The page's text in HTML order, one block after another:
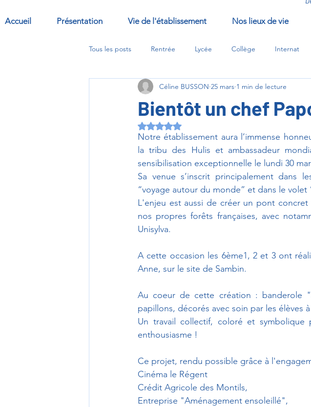
Accueil Présentation Vie de l'établissement Nos lieux de vie
Tous les posts Rentrée Lycée Collège Internat
Abbaye options/compléments/EPI
Bientôt un chef
Céline BUSSON 25 mars 1 min de lecture
Noté NaN étoiles sur 5.
Notre établissement aura l’immense
la tribu des Hulis et ambassadeur
sensibilisation exceptionnelle le lundi 30
Sa venue s’inscrit principalement dans
“voyage autour du monde” et dans le volet
L'enjeu est aussi de créer un pont
nos propres forêts françaises, avec
Unisylva.
A cette occasion les 6ème1, 2 et 3 ont
Anne, sur le site de Sambin.
Au coeur de cette création : banderole
papillons, décorés avec soin par les élèves
Un travail collectif, coloré et symbolique
enthousiasme !
Ce projet, rendu possible grâce à
Cinéma le Régent
Crédit Agricole des Montils,
Entreprise "Aménagement ensoleillé",